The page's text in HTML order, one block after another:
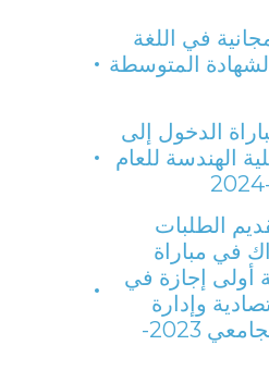
في اللغة
المتوسطة
الدخول إلى
الهندسة للعام
الطلبات
في مباراة
أولى إجازة في
وإدارة
الأعمال للعام الجامعي 2023-